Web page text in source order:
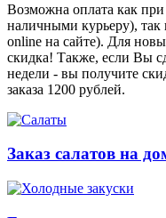
Возможна оплата как
наличными курьеру), так
online на сайте). Для
скидка! Также, если Вы
недели - вы получите
заказа 1200 рублей.
Заказ салатов на